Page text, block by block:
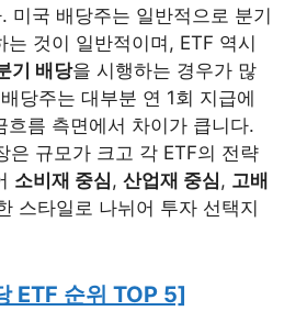
미국 배당주는 일반적으로 분기
는 것이 일반적이며, ETF 역시
기 배당을 시행하는 경우가 많
당주는 대부분 연 1회 지급에
흐름 측면에서 차이가 큽니다.
은 규모가 크고 각 ETF의 전략
소비재 중심, 산업재 중심, 고배
스타일로 나뉘어 투자 선택지
ETF 순위 TOP 5]